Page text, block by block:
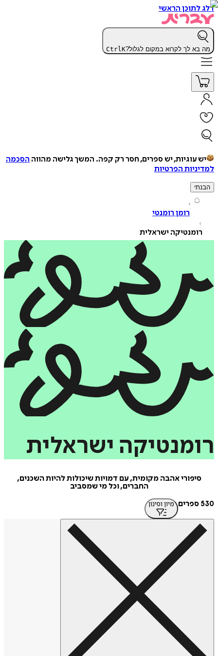
הראשי
לך לקרוא במקום לגלול? CtrlK
עוגיות, יש ספרים, חסר רק קפה. המשך גלישה מהווההסכמה
הפרטיות
רומן רומנטי
ישראלית
ישראלית
אהבה מקומית, עם דמויות שיכולות להיות השכנים,
החברים, וכל מי שמסביב
מיון וסינון